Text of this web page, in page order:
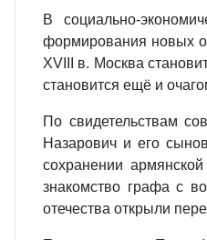
В социально-
формирования новых
XVIII в. Москва
становится ещё и
По свидетельствам
Назарович и его
сохранении
знакомство графа с
отечества открыли